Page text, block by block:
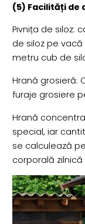
(5) Facilități de
Pivnița de siloz:
de siloz pe vacă
metru cub de
Hrană grosieră:
furaje grosiere
Hrană
special, iar
se calculează
corporală